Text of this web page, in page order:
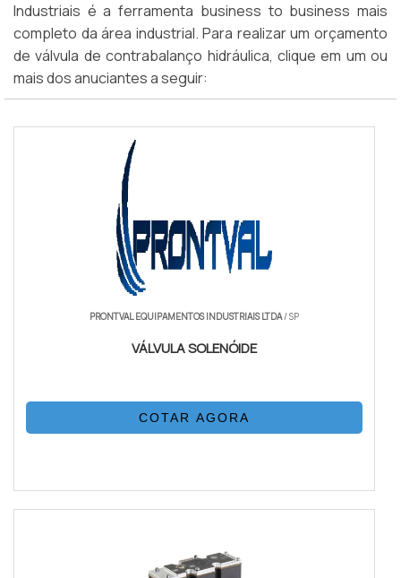
Industriais é a ferramenta business to business mais
completo da área industrial. Para realizar um orçamento
de válvula de contrabalanço hidráulica, clique em um ou
mais dos anuciantes a seguir:
PRONTVAL EQUIPAMENTOS INDUSTRIAIS LTDA/ SP
VÁLVULA SOLENÓIDE
COTAR AGORA